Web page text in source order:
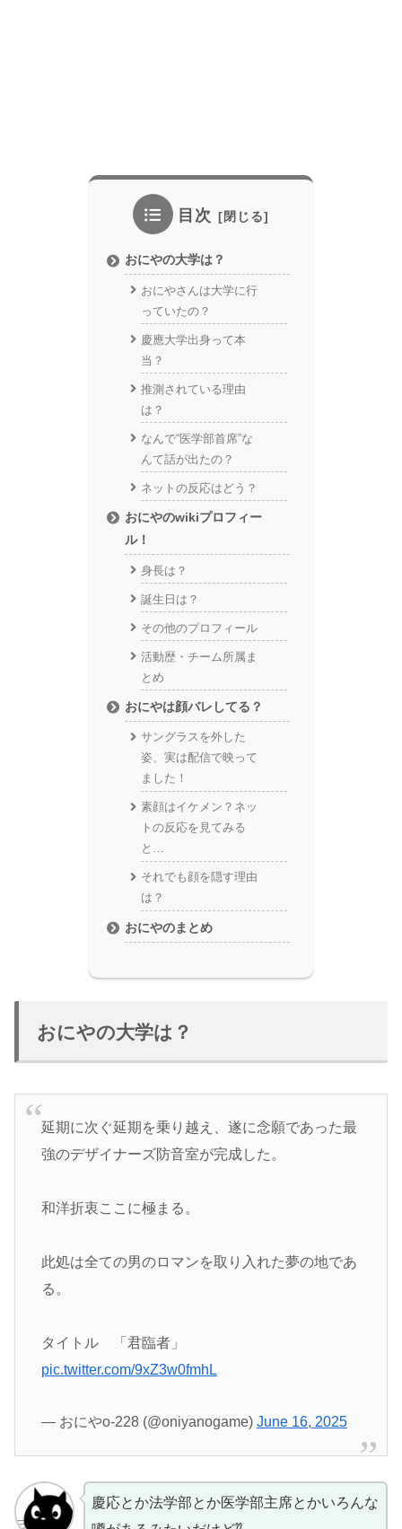
目次
おにやの大学は？
おにやさんは大学に行
っていたの？
慶應大学出身って本
当？
推測されている理由
は？
なんで“医学部首席”な
んて話が出たの？
ネットの反応はどう？
おにやのwikiプロフィー
ル！
身長は？
誕生日は？
その他のプロフィール
活動歴・チーム所属ま
とめ
おにやは顔バレしてる？
サングラスを外した
姿、実は配信で映って
ました！
素顔はイケメン？ネッ
トの反応を見てみる
と…
それでも顔を隠す理由
は？
おにやのまとめ
おにやの大学は？
延期に次ぐ延期を乗り越え、遂に念願であった最
強のデザイナーズ防音室が完成した。
和洋折衷ここに極まる。
此処は全ての男のロマンを取り入れた夢の地であ
る。
タイトル 「君臨者」
pic.twitter.com/9xZ3w0fmhL
— おにやo-228 (@oniyanogame) June 16, 2025
慶応とか法学部とか医学部主席とかいろんな